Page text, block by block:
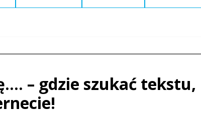
– gdzie szukać tekstu,